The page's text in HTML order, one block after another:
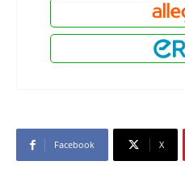
Facebook X